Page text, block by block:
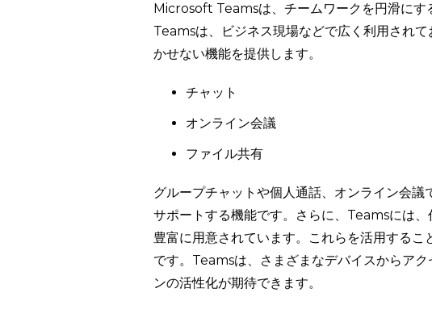
Microsoft Teamsは、チームワークを円滑にす
Teamsは、ビジネス現場などで広く利用され
かせない機能を提供します。
チャット
オンライン会議
ファイル共有
グループチャットや個人通話、オンライン会
サポートする機能です。さらに、Teamsには
豊富に用意されています。これらを活用する
です。Teamsは、さまざまなデバイスからア
ンの活性化が期待できます。